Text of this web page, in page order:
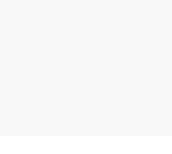
выполнения